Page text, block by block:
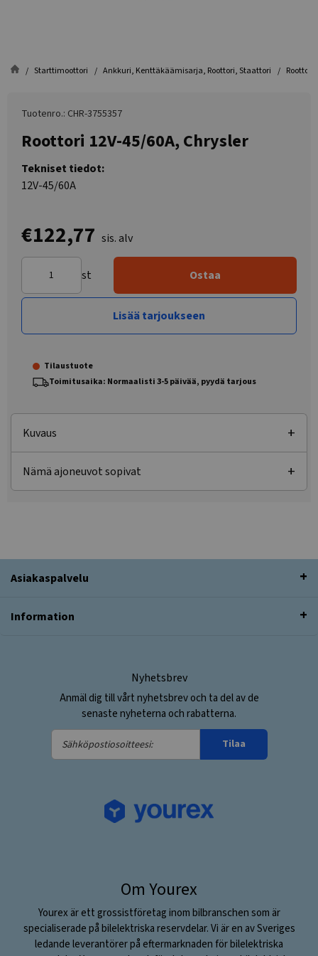
Starttimoottori Ankkuri, Kenttäkäämisarja, Roottori, Staattori Roottori
Tuotenro.: CHR-3755357
Roottori 12V-45/60A, Chrysler
Tekniset tiedot:
12V-45/60A
€122,77 sis. alv
st Ostaa
Lisää tarjoukseen
Tilaustuote
Toimitusaika: Normaalisti 3-5 päivää, pyydä tarjous
Kuvaus
Nämä ajoneuvot sopivat
Asiakaspalvelu
Information
Nyhetsbrev
Anmäl dig till vårt nyhetsbrev och ta del av de
senaste nyheterna och rabatterna.
Sähköpostiosoitteesi:
Tilaa
Om Yourex
Yourex är ett grossistföretag inom bilbranschen som är
specialiserade på bilelektriska reservdelar. Vi är en av Sveriges
ledande leverantörer på eftermarknaden för bilelektriska